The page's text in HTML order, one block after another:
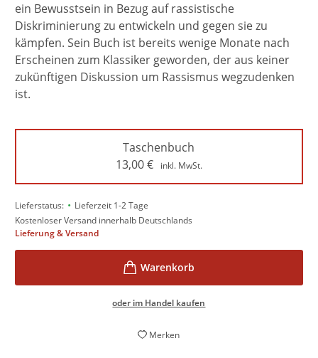
ein Bewusstsein in Bezug auf rassistische
Diskriminierung zu entwickeln und gegen sie zu
kämpfen. Sein Buch ist bereits wenige Monate nach
Erscheinen zum Klassiker geworden, der aus keiner
zukünftigen Diskussion um Rassismus wegzudenken
ist.
Taschenbuch
13,00€ inkl. MwSt.
Lieferstatus: • Lieferzeit 1-2 Tage
Kostenloser Versand innerhalb Deutschlands
Lieferung & Versand
oder im Handel kaufen
Merken